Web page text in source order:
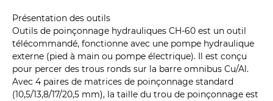
Présentation des outils
Outils de poinçonnage hydrauliques CH-60 est un outil
télécommandé, fonctionne avec une pompe hydraulique
externe (pied à main ou pompe électrique). Il est conçu
pour percer des trous ronds sur la barre omnibus Cu/Al.
Avec 4 paires de matrices de poinçonnage standard
(10,5/13,8/17/20,5 mm), la taille du trou de poinçonnage est